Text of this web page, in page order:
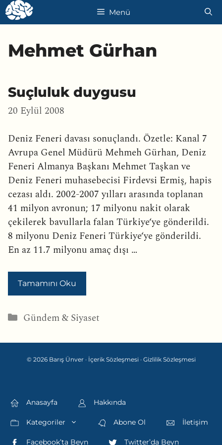
İçeriğe
atla
Menü
Mehmet Gürhan
Suçluluk duygusu
20 Eylül 2008
Deniz Feneri davası sonuçlandı. Özetle: Kanal 7
Avrupa Genel Müdürü Mehmeh Gürhan, Deniz
Feneri Almanya Başkanı Mehmet Taşkan ve
Deniz Feneri muhasebecisi Firdevsi Ermiş, hapis
cezası aldı. 2002-2007 yılları arasında toplanan
41 milyon avronun; 17 milyonu nakit olarak
çekilerek bavullarla falan Türkiye‘ye gönderildi.
8 milyonu Deniz Feneri Türkiye‘ye gönderildi.
En az 11.7 milyonu amaç dışı …
Tamamını Oku
Kategoriler
Gündem & Siyaset
© 2026 Barış Ünver · İçerik Sözleşmesi · Gizlilik Sözleşmesi
Anasayfa Hakkında
Kategoriler Abone Ol İletişim
Facebook’ta Beyn Twitter’da Beyn